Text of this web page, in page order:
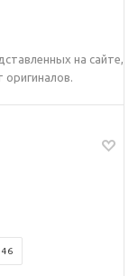
на сайте,
оригиналов.
46